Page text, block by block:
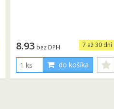
7 až 30 dní
8.93 bez DPH
do košíka